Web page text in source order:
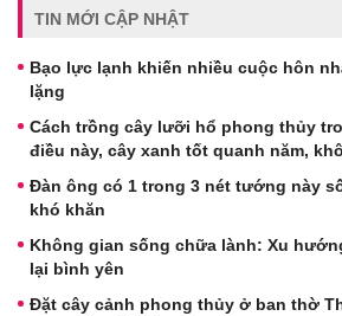
TIN MỚI CẬP NHẬT
Bạo lực lạnh khiến nhiều cuộc hôn
lặng
Cách trồng cây lưỡi hổ phong thủy
điều này, cây xanh tốt quanh năm,
Đàn ông có 1 trong 3 nét tướng này
khó khăn
Không gian sống chữa lành: Xu
lại bình yên
Đặt cây cảnh phong thủy ở ban thờ